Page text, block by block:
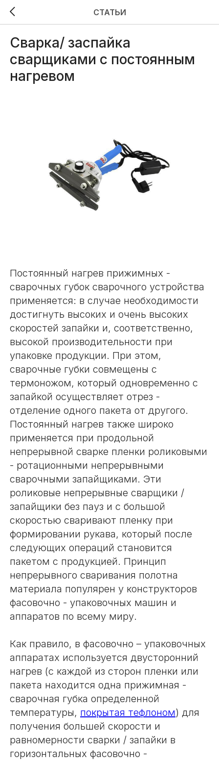
СТАТЬИ
Сварка/ заспайка
сварщиками с постоянным
нагревом
Постоянный нагрев прижимных -
сварочных губок сварочного устройства
применяется: в случае необходимости
достигнуть высоких и очень высоких
скоростей запайки и, соответственно,
высокой производительности при
упаковке продукции. При этом,
сварочные губки совмещены с
термоножом, который одновременно с
запайкой осуществляет отрез -
отделение одного пакета от другого.
Постоянный нагрев также широко
применяется при продольной
непрерывной сварке пленки роликовыми
- ротационными непрерывными
сварочными запайщиками. Эти
роликовые непрерывные сварщики /
запайщики без пауз и с большой
скоростью сваривают пленку при
формировании рукава, который после
следующих операций становится
пакетом с продукцией. Принцип
непрерывного сваривания полотна
материала популярен у конструкторов
фасовочно - упаковочных машин и
аппаратов по всему миру.
Как правило, в фасовочно – упаковочных
аппаратах используется двусторонний
нагрев (с каждой из сторон пленки или
пакета находится одна прижимная -
сварочная губка определенной
температуры, покрытая тефлоном) для
получения большей скорости и
равномерности сварки / запайки в
горизонтальных фасовочно -